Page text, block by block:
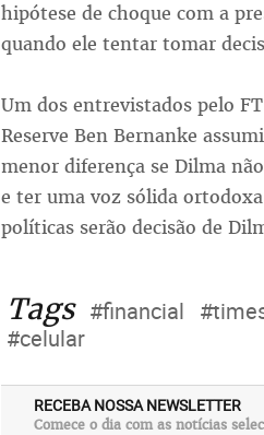
hipótese de choque com a
quando ele tentar tomar
Um dos entrevistados pelo
Reserve Ben Bernanke
menor diferença se Dilma
e ter uma voz sólida
políticas serão decisão de
Tags #financial
#celular
RECEBA NOSSA NEWSLETTER
Comece o dia com as notícias